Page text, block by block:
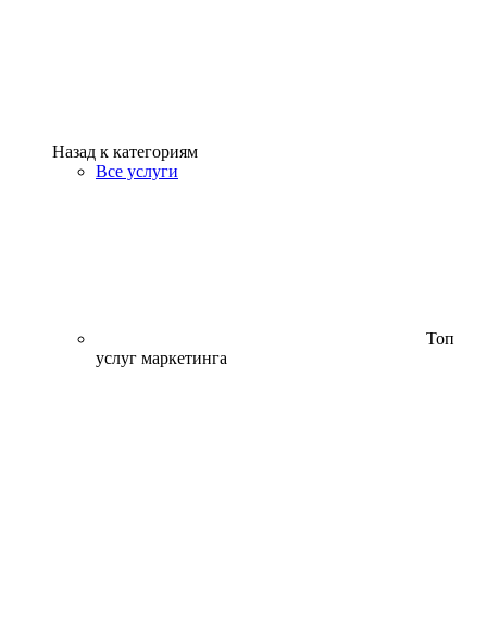
Назад к категориям
Все услуги
Топ
услуг маркетинга